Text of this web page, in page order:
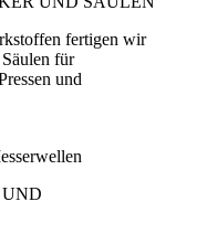
fertigen wir
für
und